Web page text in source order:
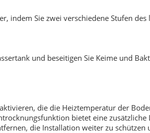
indem Sie zwei verschiedene Stufen
und beseitigen Sie Keime und
die die Heiztemperatur der
bietet eine
die Installation weiter zu